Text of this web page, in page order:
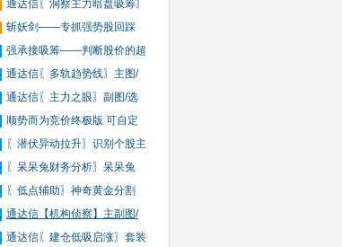
通达信〖洞察主力暗盘吸筹〗
斩妖剑——专抓强势股回踩
强承接吸筹——判断股价的超
通达信〖多轨趋势线〗主图/
通达信〖主力之眼〗副图/选
顺势而为竞价终极版 可自定
〖潜伏异动拉升〗识别个股主
〖呆呆兔财务分析〗呆呆兔
〖低点辅助〗神奇黄金分割
通达信【机构侦察】主副图/
通达信〖建仓低吸启涨〗套装